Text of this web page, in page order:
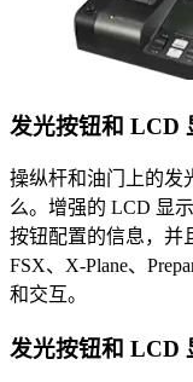
发光按钮和 LCD
操纵杆和油门上的发
么。增强的 LCD 显
按钮配置的信息，并
FSX、X-Plane、
和交互。
发光按钮和 LCD